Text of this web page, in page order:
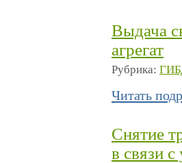
Выдача
агрегат
Рубрика:
Читать
Снятие
в связи с